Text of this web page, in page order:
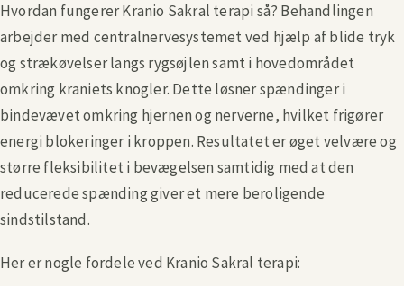
Hvordan fungerer Kranio Sakral terapi så? Behandlingen
arbejder med centralnervesystemet ved hjælp af blide tryk
og strækøvelser langs rygsøjlen samt i hovedområdet
omkring kraniets knogler. Dette løsner spændinger i
bindevævet omkring hjernen og nerverne, hvilket frigører
energi blokeringer i kroppen. Resultatet er øget velvære og
større fleksibilitet i bevægelsen samtidig med at den
reducerede spænding giver et mere beroligende
sindstilstand.
Her er nogle fordele ved Kranio Sakral terapi: